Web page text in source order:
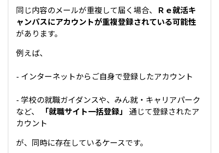
同じ内容のメールが重複して届く場合、 Ｒｅ就活キ
ャンパスにアカウントが重複登録されている可能性
があります。
例えば、
- インターネットからご自身で登録したアカウント
- 学校の就職ガイダンスや、みん就・キャリアパーク
など、
「就職サイト一括登録」 通じて登録されたア
カウント
が、同時に存在しているケースです。